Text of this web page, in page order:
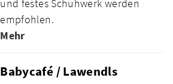
und festes Schuhwerk werden
empfohlen.
Mehr
Babycafé / Lawendls